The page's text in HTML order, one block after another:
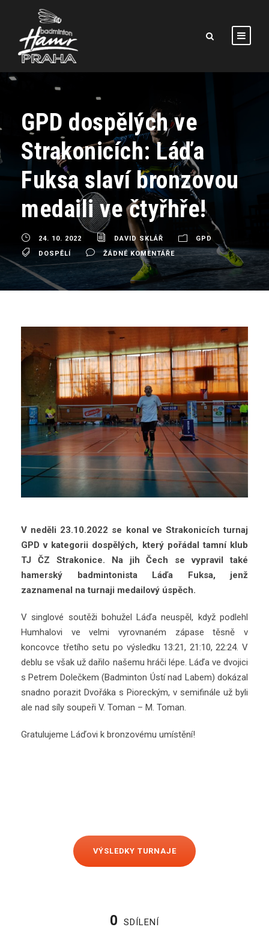
GPD dospělých ve
Strakonicích: Láďa
Fuksa slaví bronzovou
medaili ve čtyřhře!
24. 10. 2022 DAVID SKLÁŘ
GPD
DOSPĚLÍ
ŽÁDNÉ KOMENTÁŘE
V neděli 23.10.2022 se konal ve Strakonicích turnaj
GPD v kategorii dospělých, který pořádal tamní klub
TJ ČZ Strakonice. Na jih Čech se vypravil také
hamerský badmintonista Láďa Fuksa, jenž
zaznamenal na turnaji medailový úspěch.
V singlové soutěži bohužel Láďa neuspěl, když podlehl
Humhalovi ve velmi vyrovnaném zápase těsně v
koncovce třetího setu po výsledku 13:21, 21:10, 22:24. V
deblu se však už dařilo našemu hráči lépe. Láďa ve dvojici
s Petrem Dolečkem (Badminton Ústí nad Labem) dokázal
snadno porazit Dvořáka s Pioreckým, v semifinále už byli
ale nad síly soupeři V. Toman – M. Toman.
Gratulujeme Láďovi k bronzovému umístění!
VÝSLEDKY TURNAJE
0 SDÍLENÍ